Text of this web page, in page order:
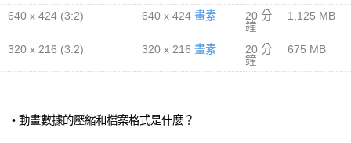
640 x 424 (3:2) 640 x 424 畫素
20 分
鐘
1,125 MB
320 x 216 (3:2) 320 x 216 畫素
20 分
鐘
675 MB
• 動畫數據的壓縮和檔案格式是什麼？